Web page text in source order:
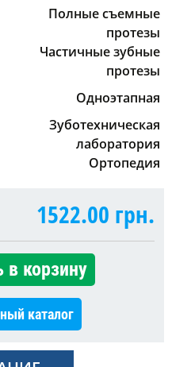
Полные съемные
протезы
Частичные зубные
протезы
Одноэтапная
Зуботехническая
лаборатория
Ортопедия
1522.00 грн.
в корзину
каталог